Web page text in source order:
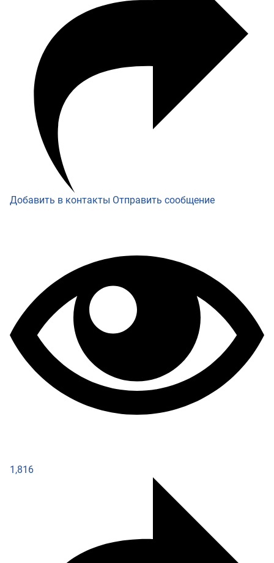
Добавить в контакты Отправить сообщение
1,816